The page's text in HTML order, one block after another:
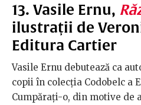
13. Vasile Ernu,
ilustrații de
Editura Cartier
Vasile Ernu debutează ca
copii în colecția Codobelc a
Cumpărați-o, din motive de